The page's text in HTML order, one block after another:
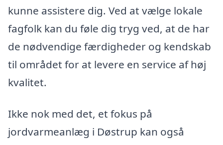
kunne assistere dig. Ved at vælge lokale
fagfolk kan du føle dig tryg ved, at de har
de nødvendige færdigheder og kendskab
til området for at levere en service af høj
kvalitet.
Ikke nok med det, et fokus på
jordvarmeanlæg i Døstrup kan også